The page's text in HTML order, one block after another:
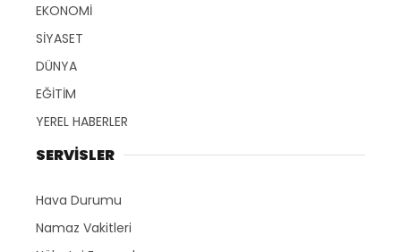
EKONOMİ
SİYASET
DÜNYA
EĞİTİM
YEREL HABERLER
SERVİSLER
Hava Durumu
Namaz Vakitleri